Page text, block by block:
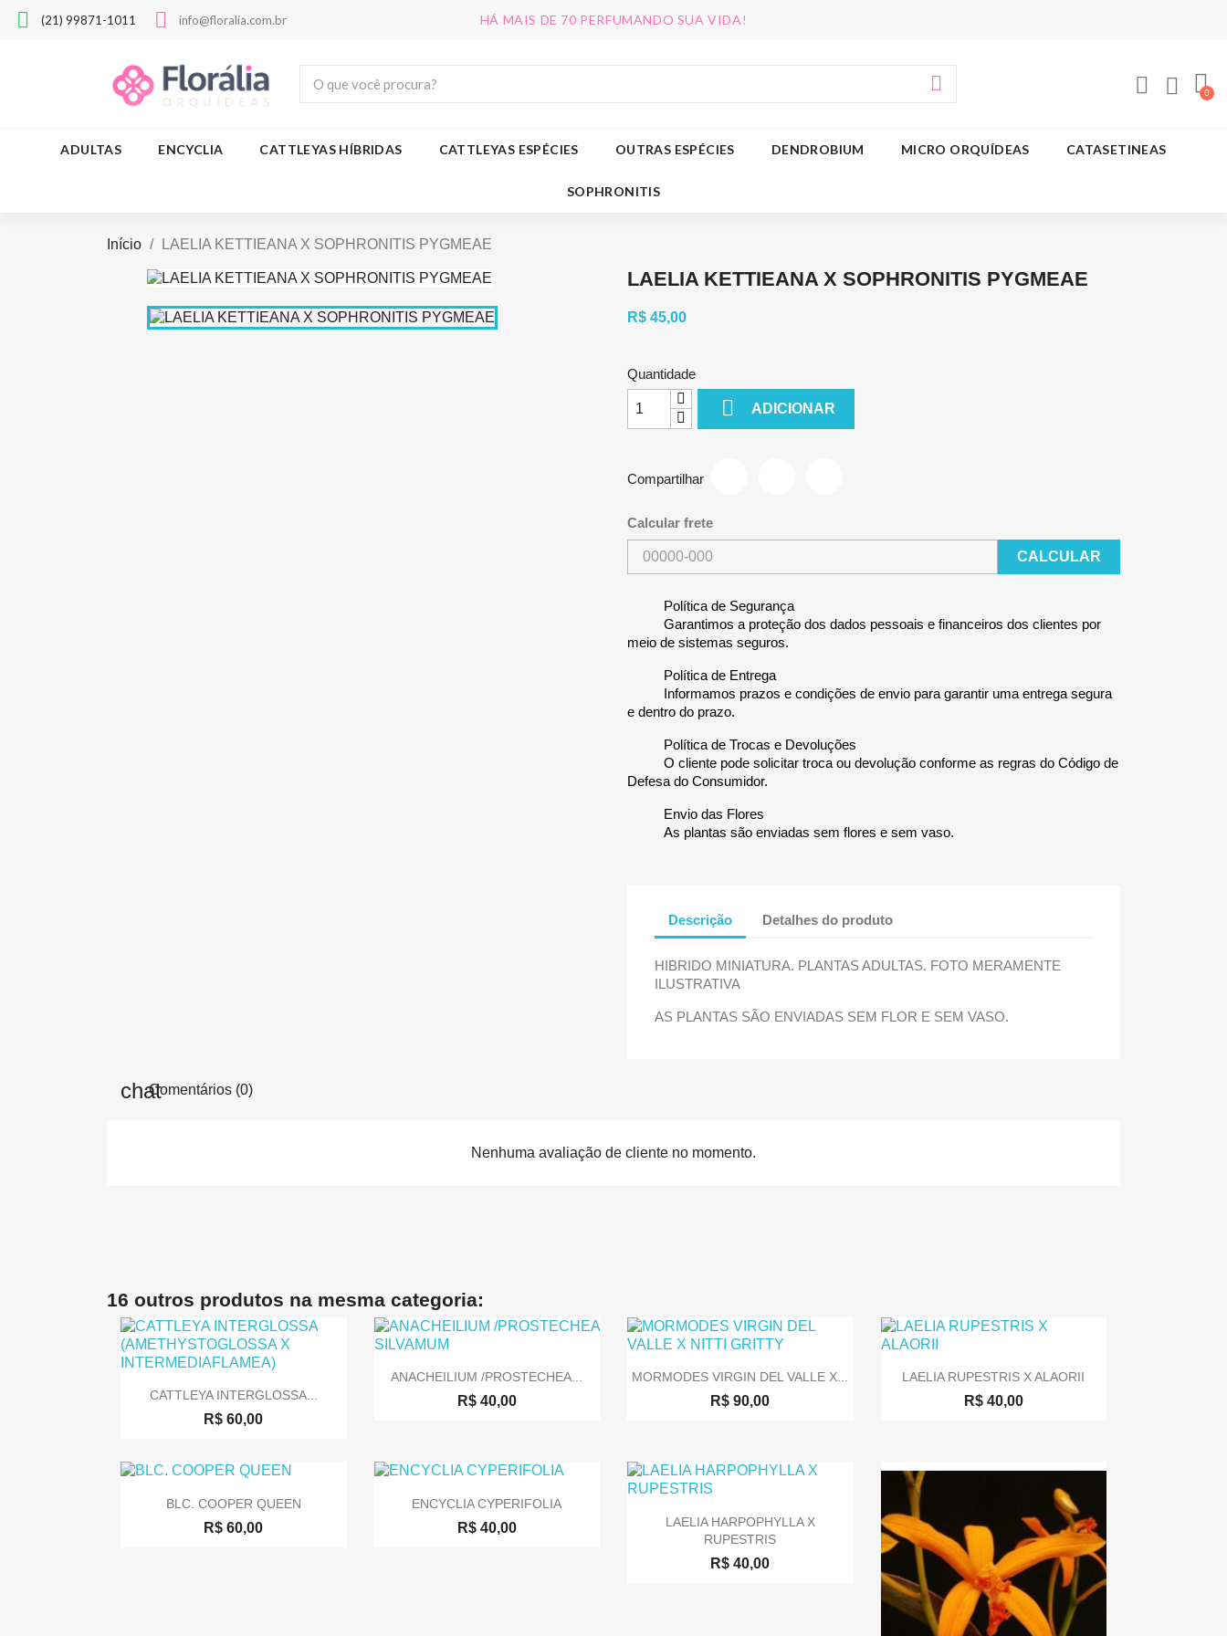
(21) 99871-1011 info@floralia.com.br HÁ MAIS DE 70 PERFUMANDO SUA VIDA!
ADULTAS ENCYCLIA CATTLEYAS HÍBRIDAS CATTLEYAS ESPÉCIES OUTRAS ESPÉCIES DENDROBIUM MICRO ORQUÍDEAS CATASETINEAS
SOPHRONITIS
Início LAELIA KETTIEANA X SOPHRONITIS PYGMEAE
LAELIA KETTIEANA X SOPHRONITIS PYGMEAE
R$ 45,00
Quantidade
 ADICIONAR
Compartilhar
Calcular frete
CALCULAR
Política de Segurança
Garantimos a proteção dos dados pessoais e financeiros dos clientes por
meio de sistemas seguros.
Política de Entrega
Informamos prazos e condições de envio para garantir uma entrega segura
e dentro do prazo.
Política de Trocas e Devoluções
O cliente pode solicitar troca ou devolução conforme as regras do Código de
Defesa do Consumidor.
Envio das Flores
As plantas são enviadas sem flores e sem vaso.
Descrição Detalhes do produto
HIBRIDO MINIATURA. PLANTAS ADULTAS. FOTO MERAMENTE
ILUSTRATIVA
AS PLANTAS SÃO ENVIADAS SEM FLOR E SEM VASO.
Comentários (0)
Nenhuma avaliação de cliente no momento.
16 outros produtos na mesma categoria:
 Visualização rápida
CATTLEYA INTERGLOSSA...
R$ 60,00
 Visualização rápida
ANACHEILIUM /PROSTECHEA...
R$ 40,00
 Visualização rápida
MORMODES VIRGIN DEL VALLE X...
R$ 90,00
 Visualização rápida
LAELIA RUPESTRIS X ALAORII
R$ 40,00
 Visualização rápida
BLC. COOPER QUEEN
R$ 60,00
 Visualização rápida
ENCYCLIA CYPERIFOLIA
R$ 40,00  Visualização rápida
LAELIA HARPOPHYLLA X
RUPESTRIS
R$ 40,00